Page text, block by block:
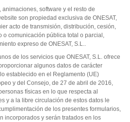
software y el resto de
son propiedad exclusiva de ONESAT,
acto de transmisión, distribución, cesión,
o comunicación pública total o parcial,
expreso de ONESAT, S.L..
de los servicios que ONESAT, S.L. ofrece
algunos datos de carácter
establecido en el Reglamento (UE)
y del Consejo, de 27 de abril de 2016,
físicas en lo que respecta al
y a la libre circulación de estos datos le
de los presentes formularios,
incorporados y serán tratados en los